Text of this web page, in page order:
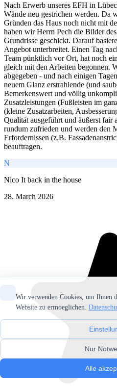
Nach Erwerb unseres EFH in
Wände neu gestrichen werden. Da
Gründen das Haus noch nicht mit
haben wir Herrn Pech die Bilder
Grundrisse geschickt. Darauf
Angebot unterbreitet. Einen Tag
Team pünktlich vor Ort, hat noch
gleich mit den Arbeiten begonnen.
abgegeben - und nach einigen
neuem Glanz erstrahlende (und
Bemerkenswert und völlig
Zusatzleistungen (Fußleisten im
(kleine Zusatzarbeiten,
Qualität ausgeführt und äußerst fair
rundum zufrieden und werden den
Erfordernissen (z.B.
beauftragen.
N
Nico It back in the house
28. March 2026
Wir verwenden Cookies, um Ihnen
Website zu ermoeglichen.
Nur
Alle